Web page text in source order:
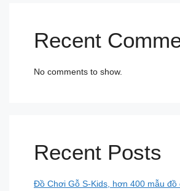
Recent
No comments to show.
Recent Posts
Đồ Chơi Gỗ S-Kids, hơn 400 mẫu